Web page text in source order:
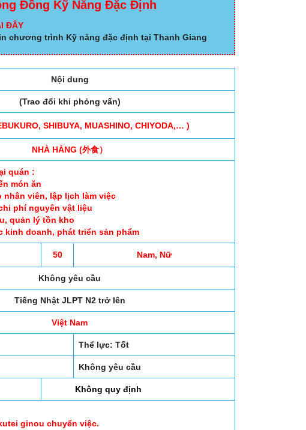
Đồng Kỹ Năng Đặc Định
ĐÂY
chương trình Kỹ năng đặc định tại Thanh Giang
Nội dung
(Trao đổi khi phỏng vấn)
SHIBUYA, MUASHINO, CHIYODA,… )
NHÀ HÀNG (外食）
quán :
món ăn
nhân viên, lập lịch làm việc
phí nguyên vật liệu
quản lý tồn kho
kinh doanh, phát triển sản phẩm
50 Nam, Nữ
Không yêu cầu
Tiếng Nhật JLPT N2 trở lên
Việt Nam
Thể lực: Tốt
Không yêu cầu
Không quy định
ginou chuyển việc.